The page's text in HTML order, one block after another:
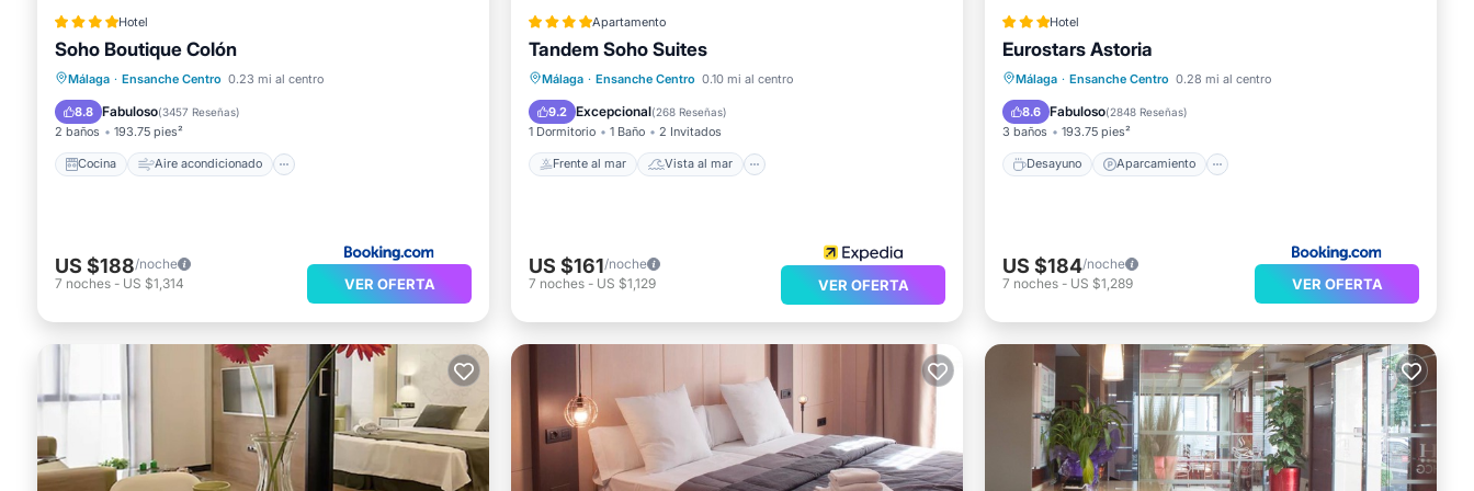
Hotel
Soho Boutique Colón
Málaga · Ensanche Centro 0.23 mi al centro
8.8 Fabuloso(3457 Reseñas)
2 baños 193.75 pies²
Cocina Aire acondicionado
Cocina Aire acondicionado
Se admiten mascotas
US $188/noche
7 noches - US $1,314 VER OFERTA
Apartamento
Tandem Soho Suites
Málaga · Ensanche Centro 0.10 mi al centro
9.2 Excepcional(268 Reseñas)
1 Dormitorio 1 Baño 2 Invitados
Frente al mar Vista al mar
Frente al mar Vista al mar
Cocina
US $161/noche
7 noches - US $1,129 VER OFERTA
Hotel
Eurostars Astoria
Málaga · Ensanche Centro 0.28 mi al centro
8.6 Fabuloso(2848 Reseñas)
3 baños 193.75 pies²
Desayuno Aparcamiento
Desayuno
Aparcamiento
Aire acondicionado
US $184/noche
7 noches - US $1,289 VER OFERTA